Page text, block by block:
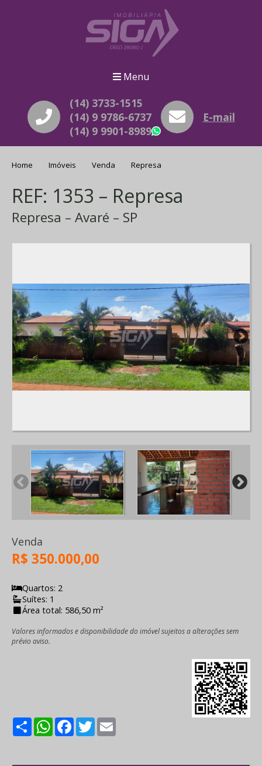
Menu
(14) 3733-1515
(14) 9 9786-6737
(14) 9 9901-8989
WhatsApp
E-mail
Home Imóveis Venda Represa
REF: 1353 – Represa
Represa – Avaré – SP
Venda
R$ 350.000,00
Quartos: 2
Suítes: 1
Área total: 586,50 m²
Valores informados e disponibilidade do imóvel sujeitos a alterações sem
prévio aviso.
ShareWhatsApp
Facebook
Twitter